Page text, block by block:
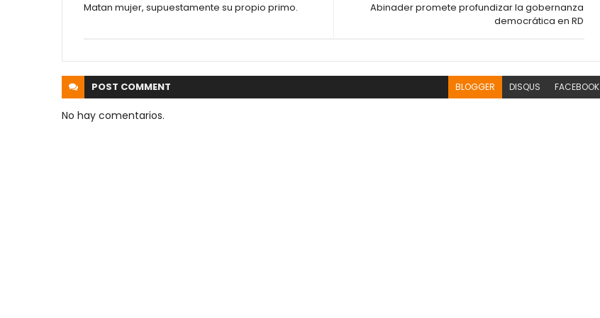
Abinader promete profundizar la gobernanza
democrática en RD
Matan mujer, supuestamente su propio primo.
POST COMMENT BLOGGER DISQUS FACEBOOK
No hay comentarios.